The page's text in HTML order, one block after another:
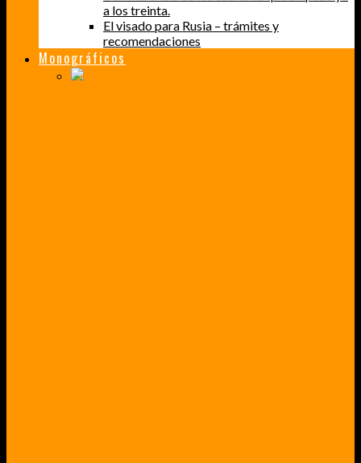
a los treinta.
El visado para Rusia – trámites y
recomendaciones
Monográficos